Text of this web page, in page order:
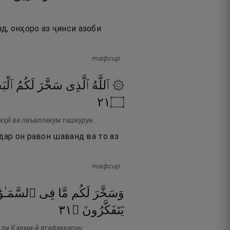
онҳоро аз ҷинси азоби
тафсир
۞ ٱللَّهُ ٱلَّذِى سَخَّرَ لَكُمُ
۝١٢
ва лаъаллакум ташкурун.
он равон шаванд ва то аз
тафсир
وَسَخَّرَ لَكُم مَّا فِى
يَتَفَكَّرُونَ ۝ ١٣
Қавми-й ятафаккарун.